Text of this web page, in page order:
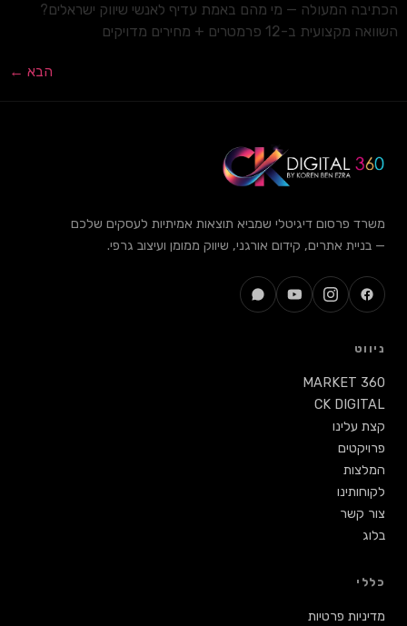
הכתיבה המעולה — מי מהם באמת עדיף לאנשי שיווק ישראלים?
השוואה מקצועית ב-12 פרמטרים + מחירים מדויקים
הבא ←
משרד פרסום דיגיטלי שמביא תוצאות אמיתיות לעסקים שלכם
— בניית אתרים, קידום אורגני, שיווק ממומן ועיצוב גרפי.
ניווט
MARKET 360
CK DIGITAL
קצת עלינו
פרויקטים
המלצות
לקוחותינו
צור קשר
בלוג
כללי
מדיניות פרטיות